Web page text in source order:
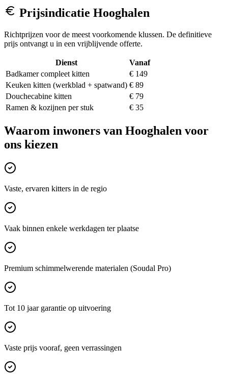
Prijsindicatie Hooghalen
Richtprijzen voor de meest voorkomende klussen. De definitieve
prijs ontvangt u in een vrijblijvende offerte.
Dienst
Vanaf
Badkamer compleet kitten
€ 149
Keuken kitten (werkblad + spatwand) € 89
Douchecabine kitten
€ 79
Ramen & kozijnen per stuk
€ 35
Waarom inwoners van Hooghalen voor
ons kiezen
Vaste, ervaren kitters in de regio
Vaak binnen enkele werkdagen ter plaatse
Premium schimmelwerende materialen (Soudal Pro)
Tot 10 jaar garantie op uitvoering
Vaste prijs vooraf, geen verrassingen